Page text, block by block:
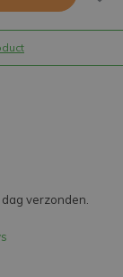
verzonden.